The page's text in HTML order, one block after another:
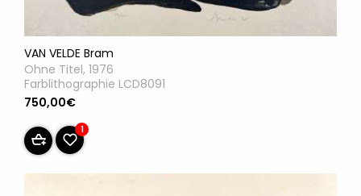
VAN VELDE Bram
Ohne Titel, 1976
Farblithographie LCD8091
750,00€
1